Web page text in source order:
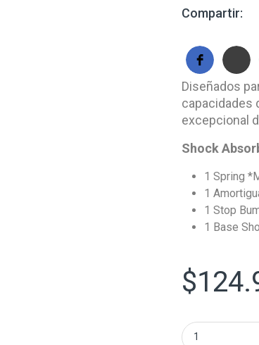
Compartir:
Diseñados
capacidades
excepcional
Shock
1 Spring *
1
1 Stop
1 Base
$
Amortiguador